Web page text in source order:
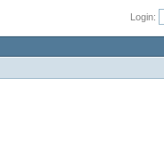
Login: